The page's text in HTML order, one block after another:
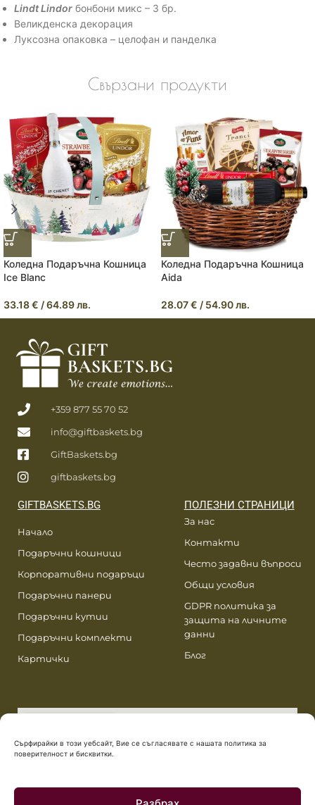
Сърфирайки в този уебсайт, Вие се съгласявате с нашата политика за
поверителност и бисквитки.
Lindt Lindor бонбони микс – 3 бр.
Великденска декорация
Луксозна опаковка – целофан и панделка
Свързани продукти
Коледна Подаръчна Кошница
Ice Blanc
33.18€ / 64.89 лв.
Коледна Подаръчна Кошница
Aida
28.07€ / 54.90 лв.
+359 877 55 70 52
info@giftbaskets.bg
GiftBaskets.bg
giftbaskets.bg
GIFTBASKETS.BG
Начало
Подаръчни кошници
Корпоративни подаръци
Подаръчни панери
Подаръчни кутии
Подаръчни комплекти
Картички
ПОЛЕЗНИ СТРАНИЦИ
За нас
Контакти
Често задавни въпроси
Общи условия
GDPR политика за
защита на личните
данни
Блог